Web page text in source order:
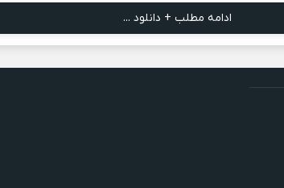
ادامه مطلب + دانلود ...